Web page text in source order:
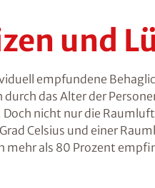
und
empfundene
das Alter der
nicht nur die
Celsius und einer
als 80 Prozent